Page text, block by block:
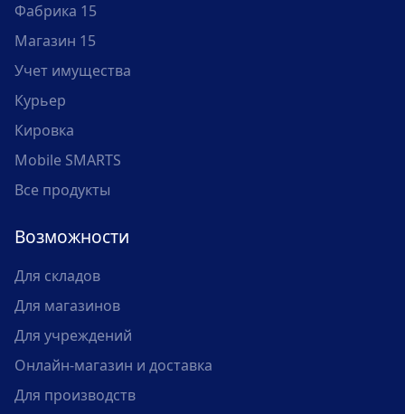
Фабрика 15
Магазин 15
Учет имущества
Курьер
Кировка
Mobile SMARTS
Все продукты
Возможности
Для складов
Для магазинов
Для учреждений
Онлайн-магазин и доставка
Для производств